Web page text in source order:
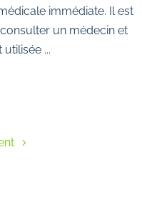
immédiate. Il est
un médecin et
...